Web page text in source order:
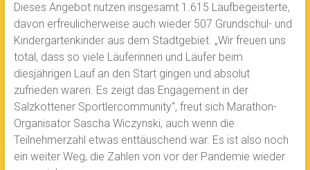
Dieses Angebot nutzen insgesamt 1.615 Laufbegeisterte,
davon erfreulicherweise auch wieder 507 Grundschul- und
Kindergartenkinder aus dem Stadtgebiet. „Wir freuen uns
total, dass so viele Läuferinnen und Läufer beim
diesjährigen Lauf an den Start gingen und absolut
zufrieden waren. Es zeigt das Engagement in der
Salzkottener Sportlercommunity“, freut sich Marathon-
Organisator Sascha Wiczynski, auch wenn die
Teilnehmerzahl etwas enttäuschend war. Es ist also noch
ein weiter Weg, die Zahlen von vor der Pandemie wieder